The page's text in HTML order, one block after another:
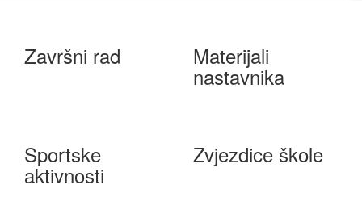
Završni rad Materijali
nastavnika
Sportske
aktivnosti
Zvjezdice škole